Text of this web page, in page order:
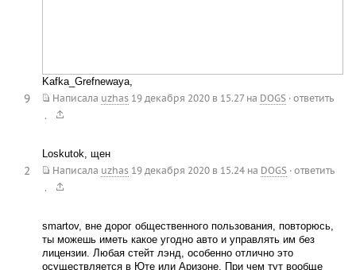
Kafka_Grefnewaya,
Написала uzhas 19 декабря 2020 в 15.27на DOGS · ответить
.
9
Loskutok, щен
Написала uzhas 19 декабря 2020 в 15.24на DOGS · ответить
.
2
smartov, вне дорог общественного пользования, повторюсь,
ты можешь иметь какое угодно авто и управлять им без
лицензии. Любая стейт лэнд, особенно отлично это
осуществляется в Юте или Аризоне. При чем тут вообще